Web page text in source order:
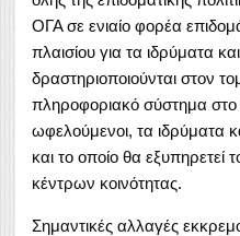
ΟΓΑ σε ενιαίο φορέα
πλαισίου για τα ιδρύματα
δραστηριοποιούνται στον
πληροφοριακό σύστημα στο
ωφελούμενοι, τα ιδρύματα
και το οποίο θα εξυπηρετεί
κέντρων κοινότητας.
Σημαντικές αλλαγές